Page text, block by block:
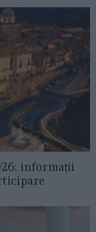
informații